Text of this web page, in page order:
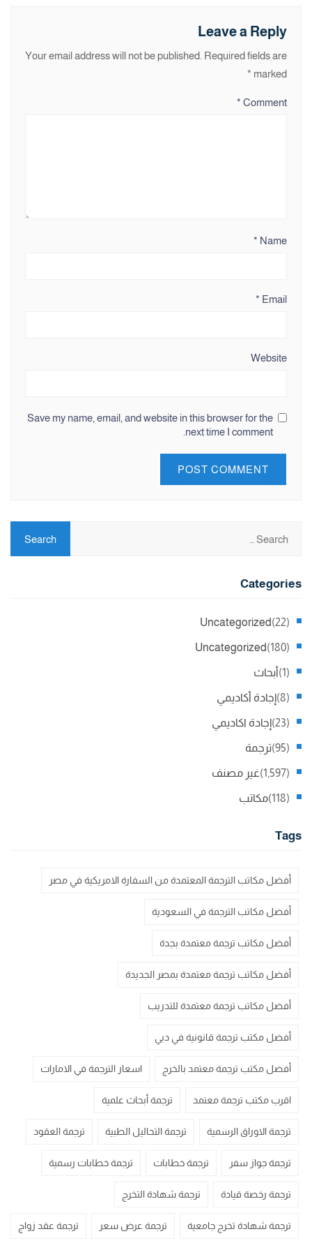
Leave a Reply
Your email address will not be published. Required fields are
marked
*
Comment
*
Name
*
Email
*
Website
Save my name, email, and website in this browser for the
next time I comment.
Categories
Uncategorized (22)
Uncategorized (180)
أبحاث (1)
إجادة أكاديمي (8)
إجادة اكاديمي (23)
ترجمة (95)
غير مصنف (1,597)
مكاتب (118)
Tags
أفضل مكاتب الترجمة المعتمدة من السفارة الامريكية في مصر
أفضل مكاتب الترجمة في السعودية
أفضل مكاتب ترجمة معتمدة بجدة
أفضل مكاتب ترجمة معتمدة بمصر الجديدة
أفضل مكاتب ترجمة معتمدة للتدريب
أفضل مكتب ترجمة قانونية في دبي
أفضل مكتب ترجمة معتمد بالخرج اسعار الترجمة في الامارات
اقرب مكتب ترجمة معتمد ترجمة أبحاث علمية
ترجمة الاوراق الرسمية ترجمة التحاليل الطبية ترجمة العقود
ترجمة جواز سفر ترجمة خطابات ترجمة خطابات رسمية
ترجمة رخصة قيادة ترجمة شهادة التخرج
ترجمة شهادة تخرج جامعية ترجمة عرض سعر ترجمة عقد زواج